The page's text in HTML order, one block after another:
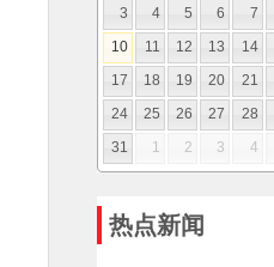
3
4 5 6 7
10
11 12 13 14
17
18 19 20 21
24
25 26 27 28
31
1 2 3 4
热点新闻